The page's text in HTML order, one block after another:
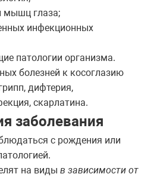
мышц глаза;
инфекционных
патологии организма.
болезней к косоглазию
дифтерия,
скарлатина.
заболевания
с рождения или
на виды в зависимости от